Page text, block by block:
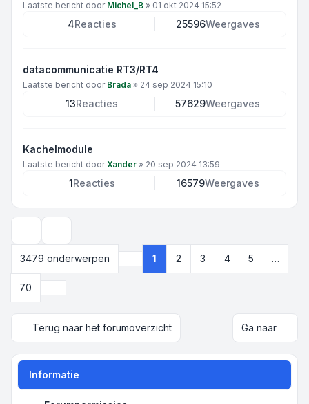
Laatste bericht door Michel_B » 01 okt 2024 15:52
4Reacties 25596Weergaves
datacommunicatie RT3/RT4
Laatste bericht door Brada » 24 sep 2024 15:10
13Reacties 57629Weergaves
Kachelmodule
Laatste bericht doorXander » 20 sep 2024 13:59
1Reacties 16579Weergaves
3479 onderwerpen
Pagina van
1 2 3 4 5 …
70
Terug naar het forumoverzicht Ga naar
Informatie